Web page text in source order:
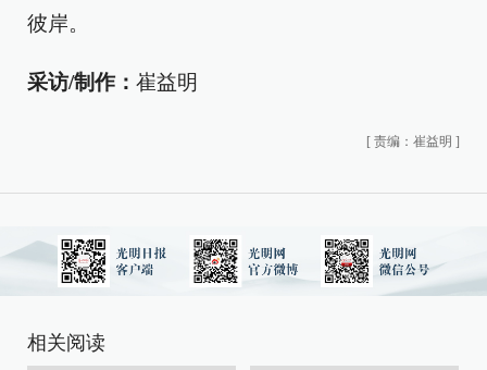
彼岸。
采访/制作： 崔益明
[ 责编：崔益明 ]
相关阅读